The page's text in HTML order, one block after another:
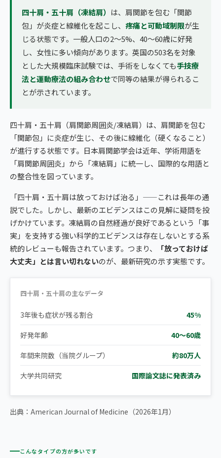
四十肩・五十肩（凍結肩） は、肩関節を包む「関節
包」が炎症と線維化を起こし、 疼痛と可動域制限が生
じる状態です。一般人口の2〜5%、40〜60歳に好発
し、女性に多い傾向があります。英国の503名を対象
とした大規模臨床試験では、手術をしなくても手技療
法と運動療法の組み合わせで同等の結果が得られるこ
とが示されています。
四十肩・五十肩（肩関節周囲炎/凍結肩）は、肩関節を包む
「関節包」に炎症が生じ、その後に線維化（硬くなること）
が進行する状態です。日本肩関節学会は近年、学術用語を
「肩関節周囲炎」から「凍結肩」に統一し、国際的な用語と
の整合性を図っています。
「四十肩・五十肩は放っておけば治る」——これは長年の通
説でした。しかし、最新のエビデンスはこの見解に疑問を投
げかけています。凍結肩の自然経過が良好であるという「事
実」を支持する強い科学的エビデンスは存在しないとする系
統的レビューも報告されています。つまり、
「放っておけば
大丈夫」とは言い切れないのが、最新研究の示す実態です。
四十肩・五十肩の主なデータ
3年後も症状が残る割合 45%
好発年齢 40〜60歳
年間来院数（当院グループ） 約80万人
大学共同研究 国際論文誌に発表済み
出典：American Journal of Medicine（2026年1月）
こんなタイプの方が多いです